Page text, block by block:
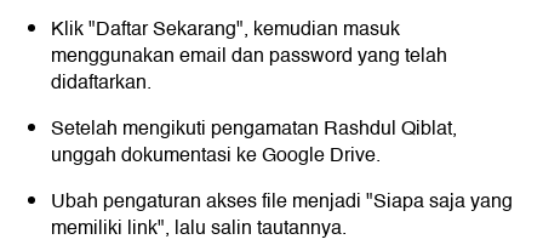
Klik "Daftar Sekarang", kemudian masuk
menggunakan email dan password yang telah
didaftarkan.
Setelah mengikuti pengamatan Rashdul Qiblat,
unggah dokumentasi ke Google Drive.
Ubah pengaturan akses file menjadi "Siapa saja yang
memiliki link", lalu salin tautannya.